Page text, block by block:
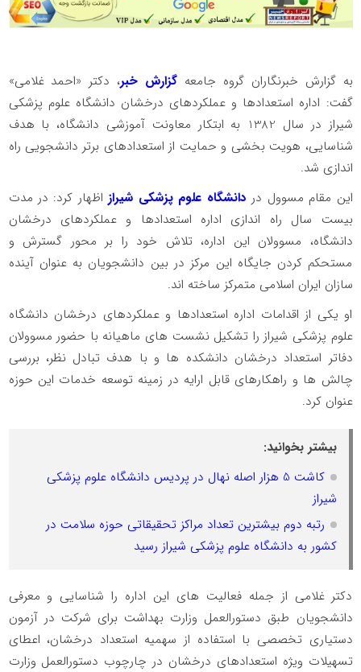
به گزارش خبرنگاران گروه جامعه گزارش خبر، دکتر «احمد غلامی»
گفت: اداره استعدادها و عملکردهای درخشان دانشگاه علوم پزشکی
شیراز در سال 1382 به ابتکار معاونت آموزشی دانشگاه، با هدف
شناسایی، هویت بخشی و حمایت از استعدادهای برتر دانشجویی راه
اندازی شد.
این مقام مسوول در دانشگاه علوم پزشکی شیراز اظهار کرد: در مدت
بیست سال راه اندازی اداره استعدادها و عملکردهای درخشان
دانشگاه، مسوولان این اداره، تلاش خود را بر محور گسترش و
مستحکم کردن جایگاه این مرکز در بین دانشجویان به عنوان آینده
سازان ایران اسلامی متمرکز ساخته اند.
او یکی از اقدامات اداره استعدادها و عملکردهای درخشان دانشگاه
علوم پزشکی شیراز را تشکیل نشست های ماهیانه با حضور مسوولان
دفاتر استعداد درخشان دانشکده ها و با هدف تبادل نظر، بررسی
چالش ها و راهکارهای قابل ارایه در زمینه توسعه خدمات این حوزه
عنوان کرد.
بیشتر بخوانید:
کاشت 5 هزار اصله نهال در پردیس دانشگاه علوم پزشکی
شیراز
رتبه دوم بیشترین تعداد مراکز تحقیقاتی حوزه سلامت در
کشور به دانشگاه علوم پزشکی شیراز رسید
دکتر غلامی از جمله فعالیت های این اداره را شناسایی و معرفی
دانشجویان طبق دستورالعمل وزارت بهداشت برای شرکت در آزمون
دستیاری تخصصی با استفاده از سهمیه استعداد درخشان، اعطای
تسهیلات ویژه استعدادهای درخشان در چارچوب دستورالعمل وزارت